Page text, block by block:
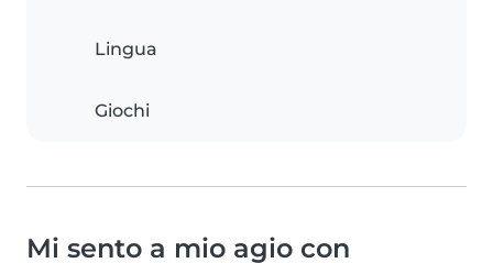
Lingua
Giochi
Mi sento a mio agio con